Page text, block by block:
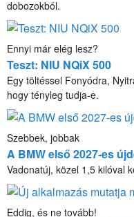
dobozokból.
Ennyi már elég lesz?
Teszt: NIU NQiX 500
Egy töltéssel Fonyódra,
hogy tényleg tudja-e.
Szebbek, jobbak
A BMW első 2027-es
Vadonatúj, közel 1,5 kilóval
Eddig, és ne tovább!